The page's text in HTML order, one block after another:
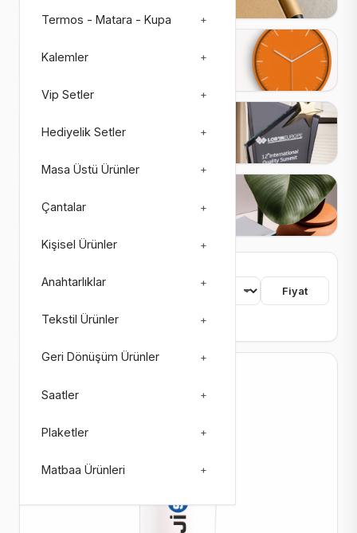
73 ürün
Termos - Matara - Kupa +
Kalemler +
Vip Setler +
Hediyelik Setler +
Masa Üstü Ürünler +
Çantalar +
Kişisel Ürünler +
Anahtarlıklar +
Tekstil Ürünler +
Geri Dönüşüm Ürünler +
Saatler +
Plaketler +
Matbaa Ürünleri +
Fiyat
Renk